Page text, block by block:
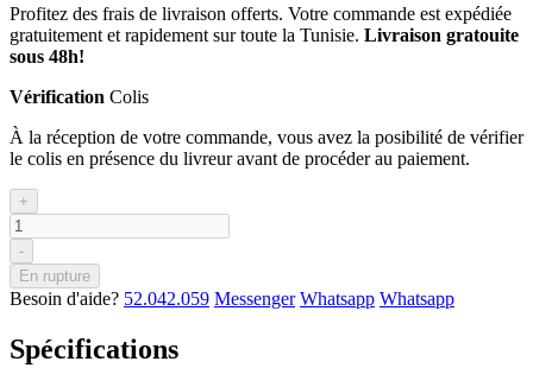
Profitez des frais de livraison offerts. Votre commande est expédiée
gratuitement et rapidement sur toute la Tunisie. Livraison gratouite
sous 48h!
Vérification Colis
À la réception de votre commande, vous avez la posibilité de vérifier
le colis en présence du livreur avant de procéder au paiement.
+
-
En rupture
Besoin d'aide? 52.042.059 Messenger Whatsapp Whatsapp
Spécifications